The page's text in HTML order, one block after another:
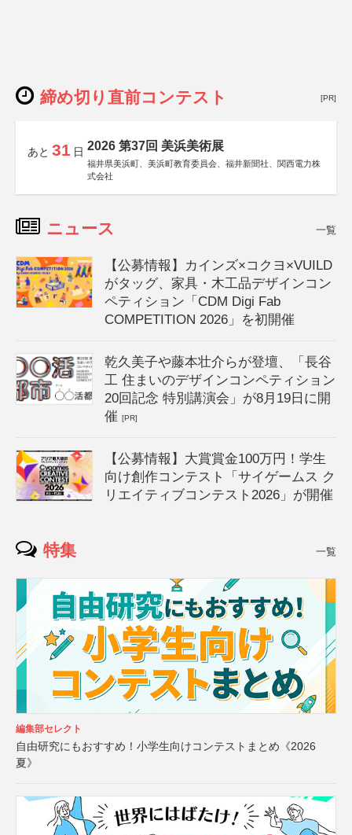
締め切り直前コンテスト [PR]
あと 31 日 2026 第37回 美浜美術展
福井県美浜町、美浜町教育委員会、福井新聞社、関西電力株
式会社
ニュース 一覧
【公募情報】カインズ×コクヨ×VUILD
がタッグ、家具・木工品デザインコン
ペティション「CDM Digi Fab
COMPETITION 2026」を初開催
乾久美子や藤本壮介らが登壇、「長谷
工 住まいのデザインコンペティション
20回記念 特別講演会」が8月19日に開
催[PR]
【公募情報】大賞賞金100万円！学生
向け創作コンテスト「サイゲームス ク
リエイティブコンテスト2026」が開催
特集 一覧
編集部セレクト
自由研究にもおすすめ！小学生向けコンテストまとめ《2026
夏》